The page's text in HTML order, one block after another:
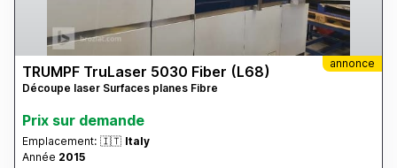
annonce
TRUMPF TruLaser 5030 Fiber (L68)
Découpe laser Surfaces planes Fibre
Prix ​​sur demande
Emplacement: 🇮🇹 Italy
Année 2015